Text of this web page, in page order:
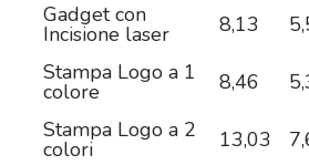
Gadget con
Incisione laser 8,13
Stampa Logo a 1
colore 8,46
Stampa Logo a 2
colori 13,03